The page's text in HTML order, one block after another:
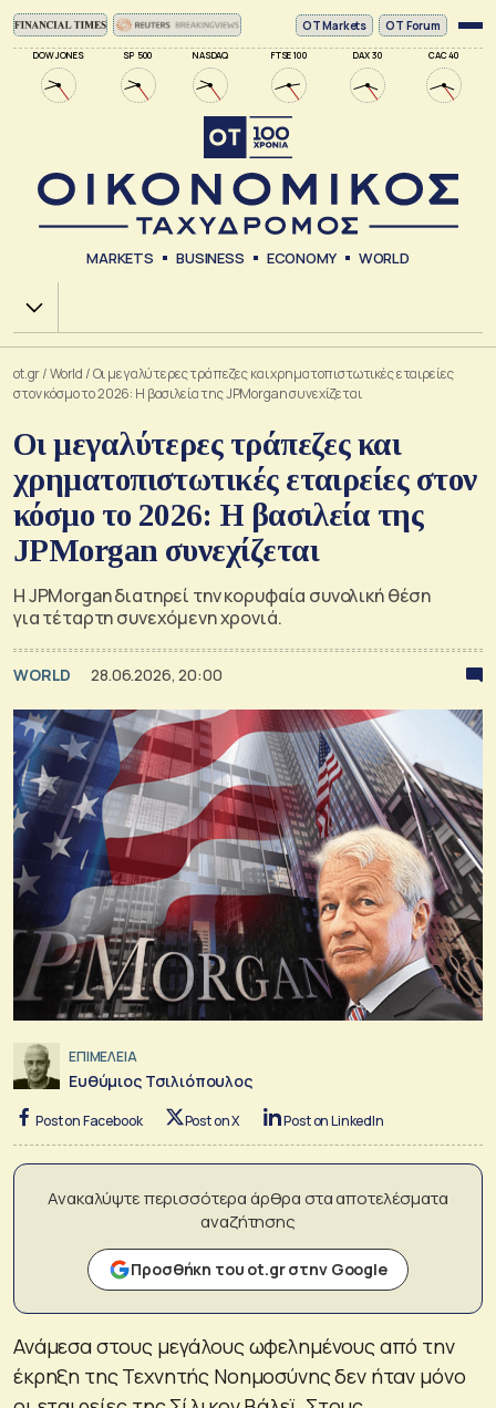
DOW JONES SP 500 NASDAQ FTSE 100 DAX 30 CAC 40
ΟΤ Markets OT Forum
MARKETS BUSINESS ECONOMY WORLD
Χ.Α.
ot.gr/World /Οι μεγαλύτερες τράπεζες και χρηματοπιστωτικές εταιρείες
στον κόσμο το 2026: Η βασιλεία της JPMorgan συνεχίζεται
Οι μεγαλύτερες τράπεζες και
χρηματοπιστωτικές εταιρείες στον
κόσμο το 2026: Η βασιλεία της
JPMorgan συνεχίζεται
Η JPMorgan διατηρεί την κορυφαία συνολική θέση
για τέταρτη συνεχόμενη χρονιά.
WORLD 28.06.2026, 20:00
ΕΠΙΜΕΛΕΙΑ
Ευθύμιος Τσιλιόπουλος
Post on Facebook Post on X Post on LinkedIn
Ανακαλύψτε περισσότερα άρθρα στα αποτελέσματα
αναζήτησης
Προσθήκη του ot.gr στην Google
Ανάμεσα στους μεγάλους ωφελημένους από την
έκρηξη της Τεχνητής Νοημοσύνης δεν ήταν μόνο